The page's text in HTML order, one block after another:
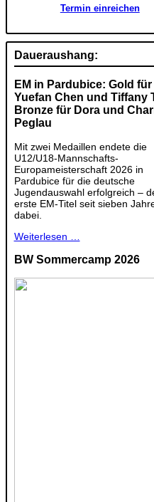
Termin einreichen
Daueraushang:
EM in Pardubice: Gold für
Yuefan Chen und Tiffany
Bronze für Dora und
Peglau
Mit zwei Medaillen endete die
U12/U18-Mannschafts-
Europameisterschaft 2026 in
Pardubice für die deutsche
Jugendauswahl erfolgreich –
erste EM-Titel seit sieben
dabei.
Weiterlesen …
BW Sommercamp 2026